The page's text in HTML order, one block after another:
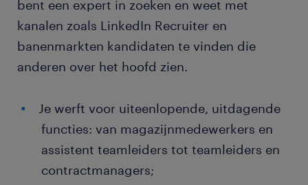
bent een expert in zoeken en weet met
kanalen zoals LinkedIn Recruiter en
banenmarkten kandidaten te vinden die
anderen over het hoofd zien.
Je werft voor uiteenlopende, uitdagende
functies: van magazijnmedewerkers en
assistent teamleiders tot teamleiders en
contractmanagers;